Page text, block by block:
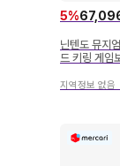
5%
닌텐도 뮤지
드 키링 게임
지역정보 없음